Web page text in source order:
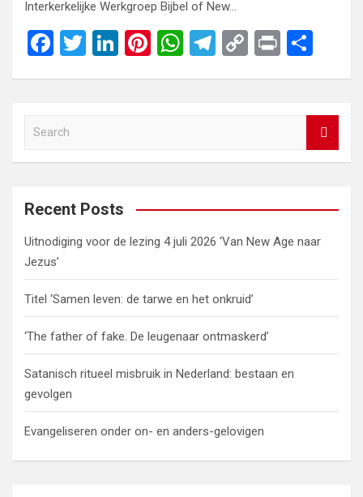
Interkerkelijke Werkgroep Bijbel of New…
F
b
o
o
k
T
Li
Pi W
p
T
m
C
k
Pr
e
a
c
Recent Posts
Uitnodiging voor de lezing 4 juli 2026 ‘Van New Age naar
Jezus’
Titel ‘Samen leven: de tarwe en het onkruid’
‘The father of fake. De leugenaar ontmaskerd’
Satanisch ritueel misbruik in Nederland: bestaan en
gevolgen
Evangeliseren onder on- en anders-gelovigen